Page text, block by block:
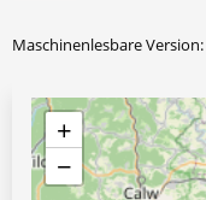
Maschinenlesbare Version:
+
−